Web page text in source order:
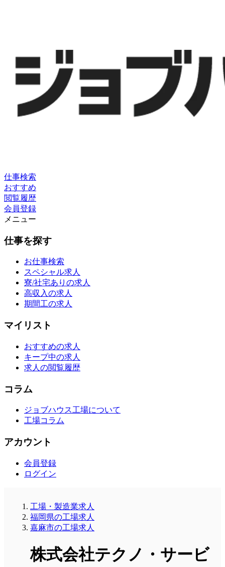
仕事検索
おすすめ
閲覧履歴
会員登録
メニュー
仕事を探す
お仕事検索
スペシャル求人
寮/社宅ありの求人
高収入の求人
期間工の求人
マイリスト
おすすめの求人
キープ中の求人
求人の閲覧履歴
コラム
ジョブハウス工場について
工場コラム
アカウント
会員登録
ログイン
工場・製造業求人
福岡県の工場求人
嘉麻市の工場求人
株式会社テクノ・サービ